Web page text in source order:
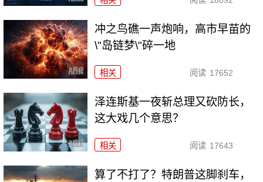
冲之鸟礁一声炮响，高市早苗的
\"岛链梦\"碎一地
相关 阅读 17652
泽连斯基一夜斩总理又砍防长，
这大戏几个意思？
相关 阅读 17643
算了不打了？特朗普这脚刹车，